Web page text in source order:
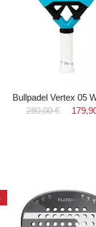
Bullpadel Vertex 05
280,00 €